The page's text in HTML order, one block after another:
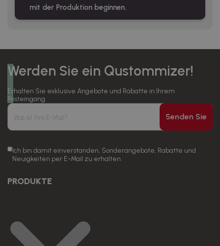
mit der Produktion beginnen.
Werden Sie ein Qustommizer!
Erhalten Sie exklusive Angebote und Rabatte in Ihrem
Posteingang.
Senden Sie
Ich bin damit einverstanden, Sonderangebote, Rabatte und
Neuigkeiten per E-Mail zu erhalten.
PRODUKTE